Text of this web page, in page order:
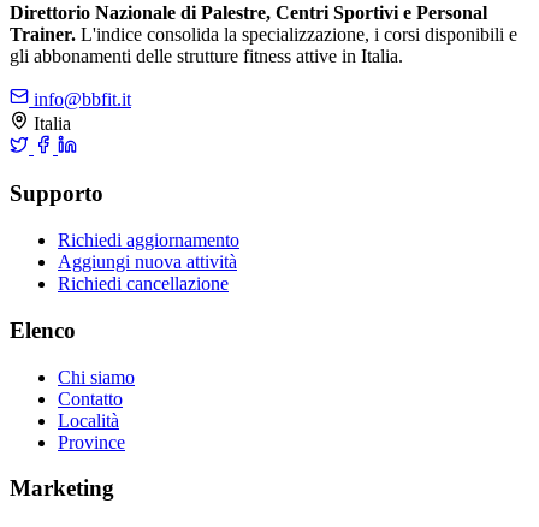
Direttorio Nazionale di Palestre, Centri Sportivi e Personal
Trainer. L'indice consolida la specializzazione, i corsi disponibili e
gli abbonamenti delle strutture fitness attive in Italia.
info@bbfit.it
Italia
Supporto
Richiedi aggiornamento
Aggiungi nuova attività
Richiedi cancellazione
Elenco
Chi siamo
Contatto
Località
Province
Marketing